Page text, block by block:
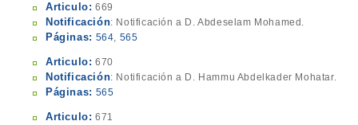
Articulo: 669
Notificación: Notificación a D. Abdeselam Mohamed.
Páginas: 564, 565
Articulo: 670
Notificación: Notificación a D. Hammu Abdelkader Mohatar.
Páginas: 565
Articulo: 671